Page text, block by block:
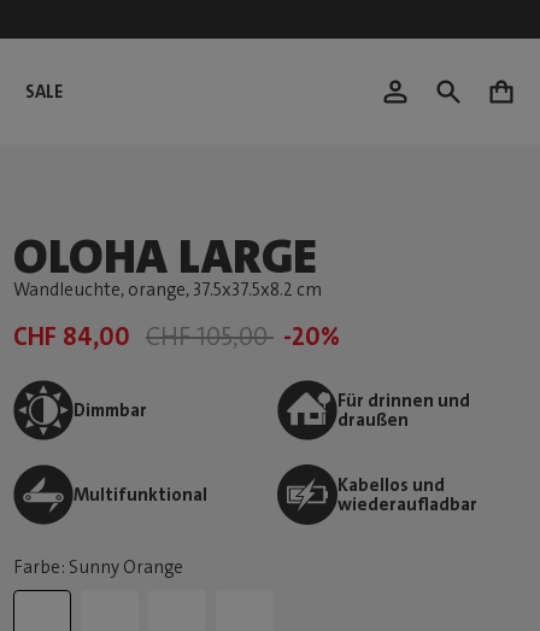
SALE 0
OLOHA LARGE
Wandleuchte, orange, 37.5x37.5x8.2 cm
CHF 84,00 CHF 105,00 -20%
Dimmbar
Für drinnen und
draußen
Multifunktional
Kabellos und
wiederaufladbar
Farbe: Sunny Orange